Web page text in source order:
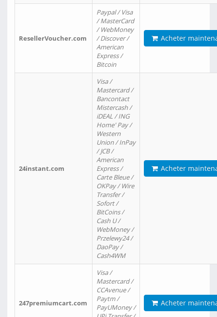
ResellerVoucher.com
Paypal / Visa
/ MasterCard
/ WebMoney
/ Discover /
American
Express /
Bitcoin
Acheter
24instant.com
Visa /
Mastercard /
Bancontact
Mistercash /
iDEAL / ING
Home' Pay /
Western
Union / InPay
/ JCB /
American
Express /
Carte Bleue /
OKPay / Wire
Transfer /
Sofort /
BitCoins /
Cash U /
WebMoney /
Przelewy24 /
DaoPay /
Cash4WM
Acheter
247premiumcart.com
Visa /
Mastercard /
CCAvenue /
Paytm /
PayUMoney /
Acheter